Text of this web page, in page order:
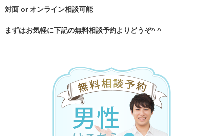
対面 or オンライン相談可能
まずはお気軽に下記の無料相談予約よりどうぞ^ ^